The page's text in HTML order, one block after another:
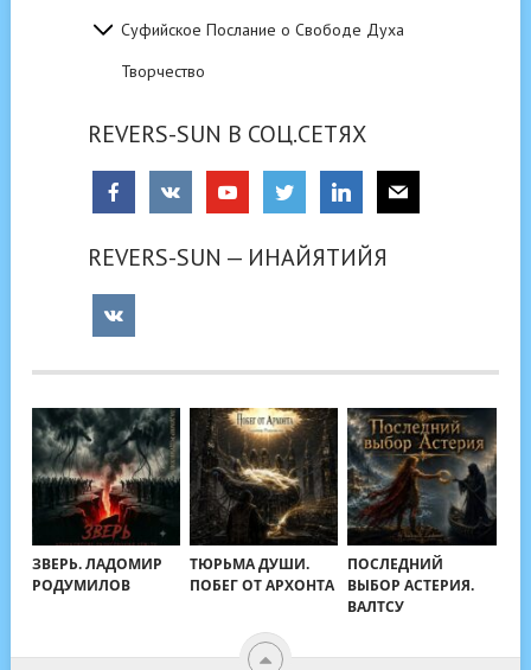
Суфийское Послание о Свободе Духа
Творчество
REVERS-SUN В СОЦ.СЕТЯХ
REVERS-SUN — ИНАЙЯТИЙЯ
ЗВЕРЬ. ЛАДОМИР
РОДУМИЛОВ
ТЮРЬМА ДУШИ.
ПОБЕГ ОТ АРХОНТА
ПОСЛЕДНИЙ
ВЫБОР АСТЕРИЯ.
ВАЛТСУ